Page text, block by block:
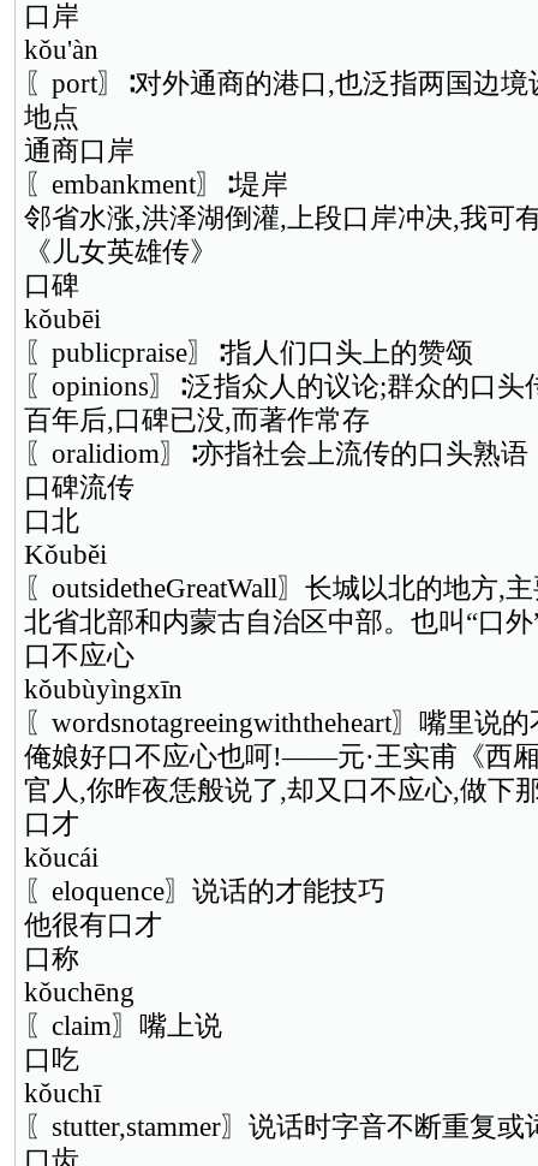
口岸
kǒu'àn
〖port〗∶对外通商的港口,也泛指两国边
地点
通商口岸
〖embankment〗∶堤岸
邻省水涨,洪泽湖倒灌,上段口岸冲决,我
《儿女英雄传》
口碑
kǒubēi
〖publicpraise〗∶指人们口头上的赞颂
〖opinions〗∶泛指众人的议论;群众的口头
百年后,口碑已没,而著作常存
〖oralidiom〗∶亦指社会上流传的口头熟语
口碑流传
口北
Kǒuběi
〖outsidetheGreatWall〗长城以北的地方,
北省北部和内蒙古自治区中部。也叫“口外
口不应心
kǒubùyìngxīn
〖wordsnotagreeingwiththeheart〗嘴里说
俺娘好口不应心也呵!——元·王实甫《西
官人,你昨夜恁般说了,却又口不应心,做
口才
kǒucái
〖eloquence〗说话的才能技巧
他很有口才
口称
kǒuchēng
〖claim〗嘴上说
口吃
kǒuchī
〖stutter,stammer〗说话时字音不断重复